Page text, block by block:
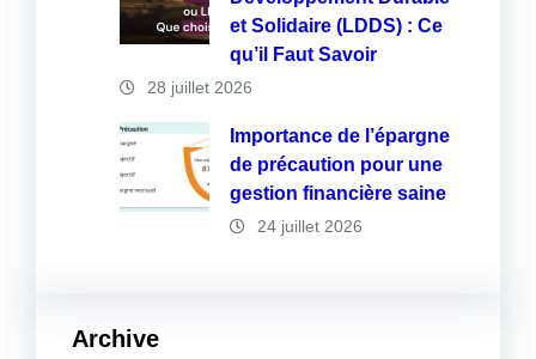
et Solidaire (LDDS) : Ce
qu’il Faut Savoir
28 juillet 2026
Importance de l’épargne
de précaution pour une
gestion financière saine
24 juillet 2026
Archive